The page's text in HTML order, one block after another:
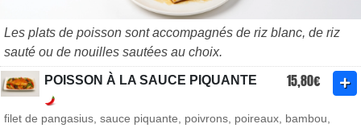
Les plats de poisson sont accompagnés de riz blanc, de riz
sauté ou de nouilles sautées au choix.
POISSON À LA SAUCE PIQUANTE 15,80€
filet de pangasius, sauce piquante, poivrons, poireaux, bambou,